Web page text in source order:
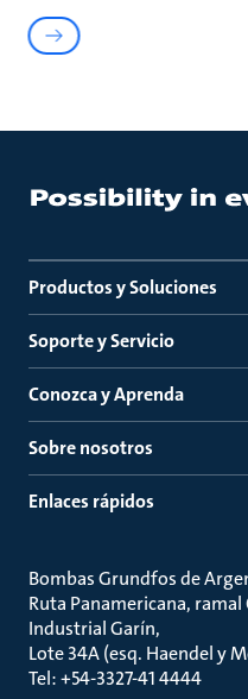
Productos y Soluciones
Soporte y Servicio
Conozca y Aprenda
Sobre nosotros
Enlaces rápidos
Bombas Grundfos de
Ruta Panamericana,
Industrial Garín
Lote 34A (esq. Haendel y
Tel: +54-3327-41 4444